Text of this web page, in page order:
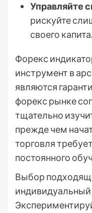
Управляйте
рискуйте
своего
Форекс
инструмент в
являются
форекс рынке
тщательно
прежде чем
торговля
постоянного
Выбор
индивидуальный